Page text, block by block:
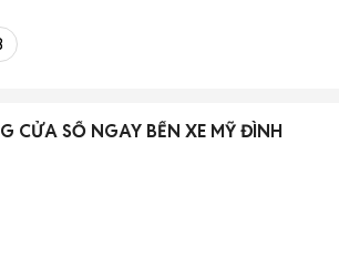
CỬA SỔ NGAY BẾN XE MỸ ĐÌNH